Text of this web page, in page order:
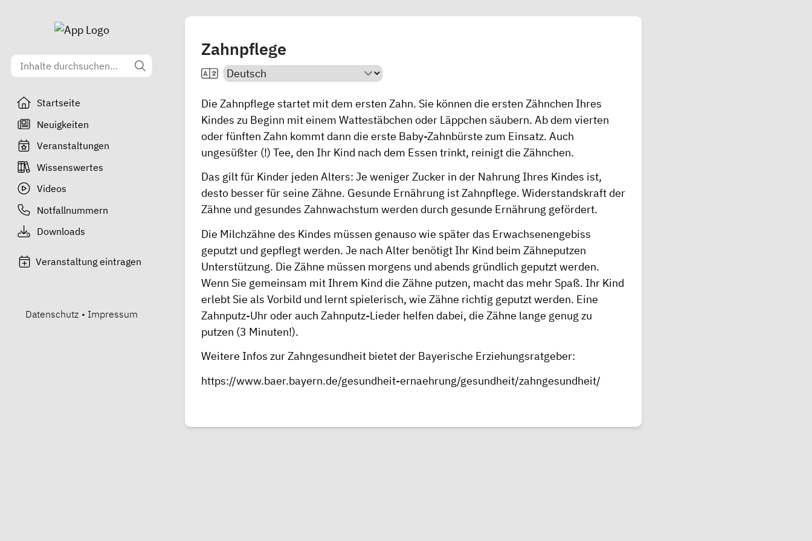
Startseite
Neuigkeiten
Veranstaltungen
Wissenswertes
Videos
Notfallnummern
Downloads
Veranstaltung eintragen
Datenschutz • Impressum
Zahnpflege
Die Zahnpflege startet mit dem ersten Zahn. Sie können die ersten Zähnchen Ihres
Kindes zu Beginn mit einem Wattestäbchen oder Läppchen säubern. Ab dem vierten
oder fünften Zahn kommt dann die erste Baby-Zahnbürste zum Einsatz. Auch
ungesüßter (!) Tee, den Ihr Kind nach dem Essen trinkt, reinigt die Zähnchen.
Das gilt für Kinder jeden Alters: Je weniger Zucker in der Nahrung Ihres Kindes ist,
desto besser für seine Zähne. Gesunde Ernährung ist Zahnpflege. Widerstandskraft der
Zähne und gesundes Zahnwachstum werden durch gesunde Ernährung gefördert.
Die Milchzähne des Kindes müssen genauso wie später das Erwachsenengebiss
geputzt und gepflegt werden. Je nach Alter benötigt Ihr Kind beim Zähneputzen
Unterstützung. Die Zähne müssen morgens und abends gründlich geputzt werden.
Wenn Sie gemeinsam mit Ihrem Kind die Zähne putzen, macht das mehr Spaß. Ihr Kind
erlebt Sie als Vorbild und lernt spielerisch, wie Zähne richtig geputzt werden. Eine
Zahnputz-Uhr oder auch Zahnputz-Lieder helfen dabei, die Zähne lange genug zu
putzen (3 Minuten!).
Weitere Infos zur Zahngesundheit bietet der Bayerische Erziehungsratgeber:
https://www.baer.bayern.de/gesundheit-ernaehrung/gesundheit/zahngesundheit/